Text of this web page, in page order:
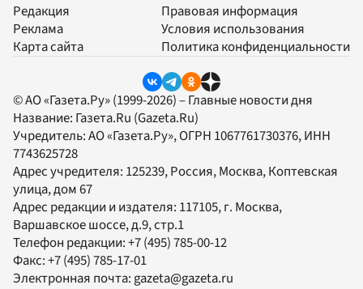
Редакция
Реклама
Карта сайта
Правовая информация
Условия использования
Политика конфиденциальности
© АО «Газета.Ру» (1999-2026) – Главные новости дня
Название: Газета.Ru (Gazeta.Ru)
Учредитель:АО «Газета.Ру», ОГРН 1067761730376, ИНН
7743625728
Адрес учредителя: 125239, Россия, Москва, Коптевская
улица, дом 67
Адрес редакции и издателя: 117105, г. Москва,
Варшавское шоссе, д.9, стр.1
Телефон редакции:+7 (495) 785-00-12
Факс:+7 (495) 785-17-01
Электронная почта:gazeta@gazeta.ru